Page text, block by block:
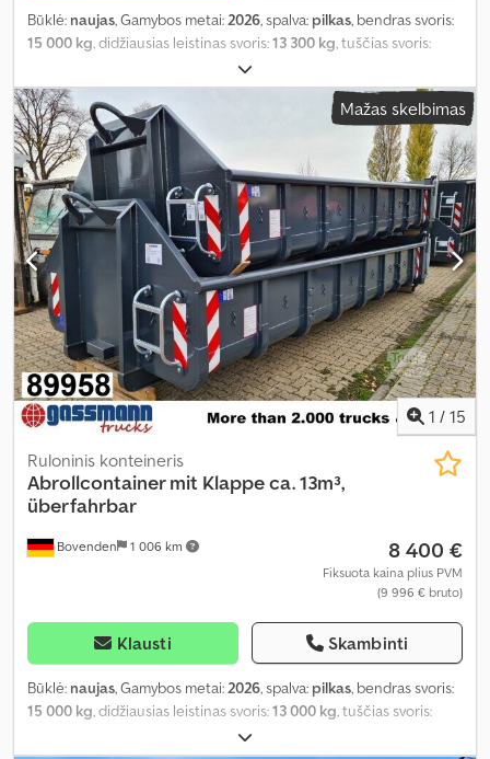
Būklė: naujas, Gamybos metai: 2026, spalva: pilkas, bendras svoris:
15 000 kg , didžiausias leistinas svoris:13 300 kg , tuščias svoris:
10 m³
mm, krovimo vietos ilgis:5 500 mm, krovos erdvės aukštis:750
mm, pavaros tipas:kitas kitas Mažas skelbimas
1 / 15
Bovenden 1 006 km
Ruloninis konteineris
Abrollcontainer mit Klappe ca. 13m³,
überfahrbar
8 400 €
Fiksuota kaina plius PVM
(9 996 € bruto)
Klausti Skambinti
Būklė: naujas, Gamybos metai:2026, spalva: pilkas, bendras svoris:
15 000 kg, didžiausias leistinas svoris:13 000 kg, tuščias svoris:
13 m³